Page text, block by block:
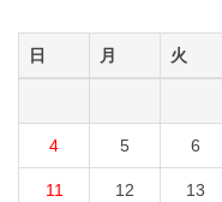
日 月 火
4 5 6
11 12 13